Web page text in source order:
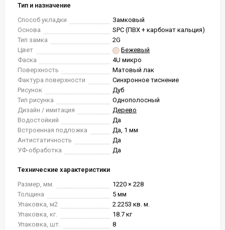
Тип и назначение
Способ укладки
Замковый
Основа
SPC (ПВХ + карбонат кальция)
Тип замка
2G
Цвет
Бежевый
Фаска
4U микро
Поверхность
Матовый лак
Фактура поверхности
Синхронное тиснение
Рисунок
Дуб
Тип рисунка
Однополосный
Дизайн / имитация
Дерево
Водостойкий
Да
Встроенная подложка
Да, 1 мм
Антистатичность
Да
УФ-обработка
Да
Технические характеристики
Размер, мм.
1220 × 228
Толщина
5 мм
Упаковка, м2
2.2253 кв. м.
Упаковка, кг.
18.7 кг
Упаковка, шт.
8